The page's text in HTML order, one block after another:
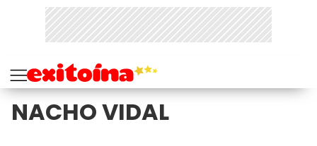
NACHO VIDAL